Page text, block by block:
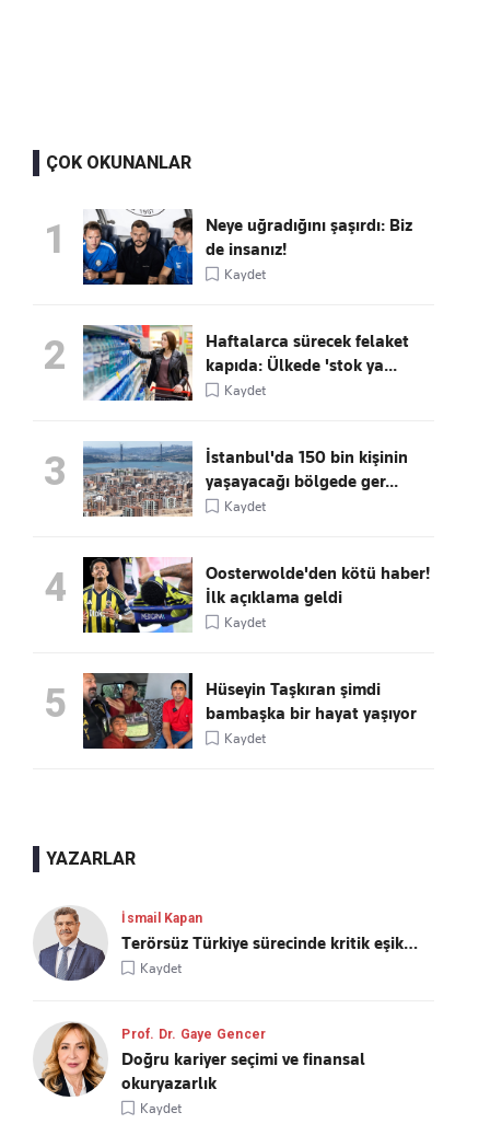
ÇOK OKUNANLAR
1
Neye uğradığını şaşırdı: Biz
de insanız!
Kaydet
2
Haftalarca sürecek felaket
kapıda: Ülkede 'stok ya...
Kaydet
3
İstanbul'da 150 bin kişinin
yaşayacağı bölgede ger...
Kaydet
4
Oosterwolde'den kötü haber!
İlk açıklama geldi
Kaydet
5
Hüseyin Taşkıran şimdi
bambaşka bir hayat yaşıyor
Kaydet
YAZARLAR
İsmail Kapan
Terörsüz Türkiye sürecinde kritik eşik…
Kaydet
Prof. Dr. Gaye Gencer
Doğru kariyer seçimi ve finansal
okuryazarlık
Kaydet